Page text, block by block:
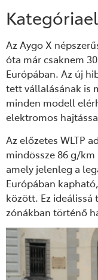
Az Aygo X
óta már csaknem
Európában. Az új
tett vállalásának is
minden modell
elektromos
Az előzetes WLTP
mindössze 86 g/
amely jelenleg a
Európában
között. Ez ideálissá
zónákban történő